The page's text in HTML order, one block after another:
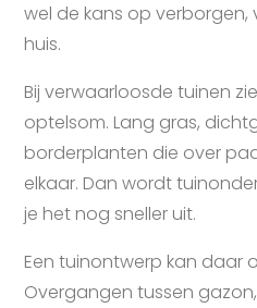
wel de kans op verborgen,
huis.
Bij verwaarloosde tuinen
optelsom. Lang gras,
borderplanten die over
elkaar. Dan wordt
je het nog sneller uit.
Een tuinontwerp kan daar
Overgangen tussen